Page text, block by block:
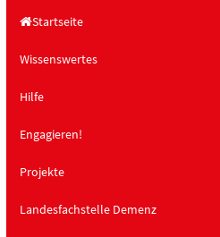
Startseite
Wissenswertes
Hilfe
Engagieren!
Projekte
Landesfachstelle Demenz